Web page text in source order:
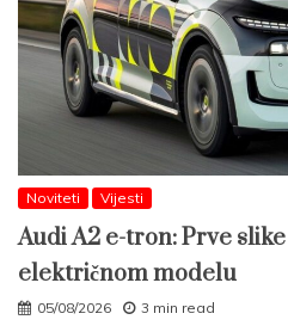
Noviteti Vijesti
Audi A2 e-tron: Prve
električnom modelu
05/08/2026 3 min read